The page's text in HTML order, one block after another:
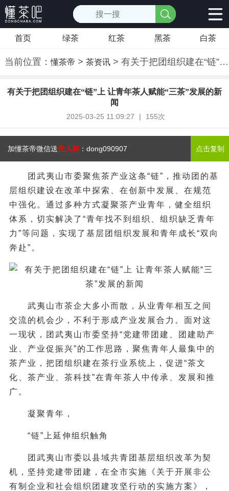
首页 绿茶 红茶 黑茶 白茶
当前位置：懂茶帝 > 茶资讯> 有关于把团组织建在“链”上 让青年茶人赋能“三茶”发展的新闻
有关于把团组织建在“链”上 让青年茶人赋能“三茶”发展的新
闻
2025-03-25 11:09:27 | 155次
加懂茶帝微信送主人杯： dong090907 点击复制
团武夷山市委聚焦茶产业这条“链”，推动团的基
层组织建设在改革中探索、在创新中发展、在规范
中强化。通过多种方式凝聚茶产业青年，健全组织
体系，切实解决了“青年找不到组织、组织缺乏青年
力”等问题，实现了基层团组织发展和青年成长“双向
奔赴”。
武夷山市茶企大多小而散，从业青年相互之间
交流的机会少，不利于形成产业发展合力。面对这
一现状，团武夷山市委坚持“党建带团建、团建助产
业、产业促振兴”的工作思路，聚焦青年人最集中的
茶产业，把团组织建在茶行业系统上，促进“茶文
化、茶产业、茶科技”在青年茶人中传承、发展和推
广。
凝聚青年，
“链”上延伸组织触角
团武夷山市委以县域共青团基层组织改革为契
机，坚持党建带团建，在全市实施《关于开展非公
有制企业和社会组织团建攻坚行动的实施方案》，